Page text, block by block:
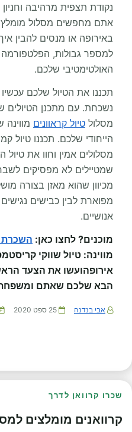
נקודת תצפית מרהיבה וחניון
אתם מחפשים מסלול מומלץ
באירופה או מנסים להבין
למספר גבולות,
האולטימטיבי שלכם.
תכננו את הטיול שלכם
נשכחת. עם מתכנן הטיולים
מסלול טיול קראוונים
הייחודי שלכם. תכננו טיול
מסלולים אמין וחוו את טיול
שמטיילים לא מפסיקים
מכיוון שהוא מאזן בצורה
מפוארת לבין כבישים
אנושיים.
מוכנים? לחצו כאן: השכרת
מווינה: טיול שווקי
אירופהועשו את הצעד
הבא שלכם שאתם
אבי בנדנה 25 ספט 2020
שכרו קרוואן לדרך
קרוואנים מומלצים